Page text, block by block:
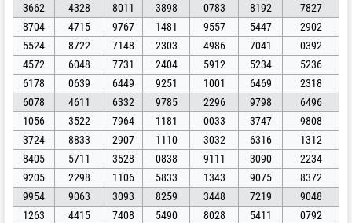
3662
4328 8011 3898 0783 8192
7827
8704
4715 9767 1481 9557 5447
2902
5524
8722 7148 2303 4986 7041
0392
4572
6048 7731 2404 5912 5234
5236
6178
0639 6449 9251 1001 6469
2318
6078
4611 6332 9785 2296 9798
6496
1056
3522 7964 1181 0033 3747
9808
3724
8833 2907 1110 3032 6316
1312
8405
5711 3528 0838 9111 3090
2234
9205
2298 1106 5833 1343 9075
8372
9954
9063 3093 8259 3448 7219
9048
1263
4415 7408 5490 8028 5411
0792